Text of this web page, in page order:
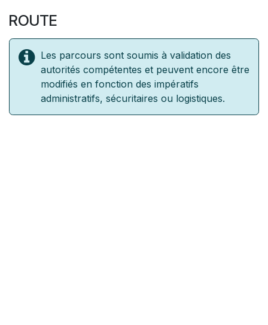
ROUTE
Les parcours sont soumis à validation des
autorités compétentes et peuvent encore être
modifiés en fonction des impératifs
administratifs, sécuritaires ou logistiques.